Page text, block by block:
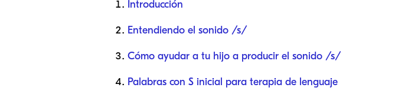
Introducción
Entendiendo el sonido /s/
Cómo ayudar a tu hijo a producir el sonido /s/
Palabras con S inicial para terapia de lenguaje